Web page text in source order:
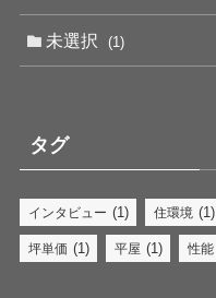
未選択 (1)
タグ
インタビュー (1) 住環境 (1)
坪単価 (1) 平屋 (1) 性能